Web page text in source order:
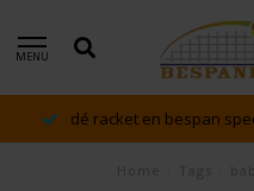
MENU
dé racket en bespan